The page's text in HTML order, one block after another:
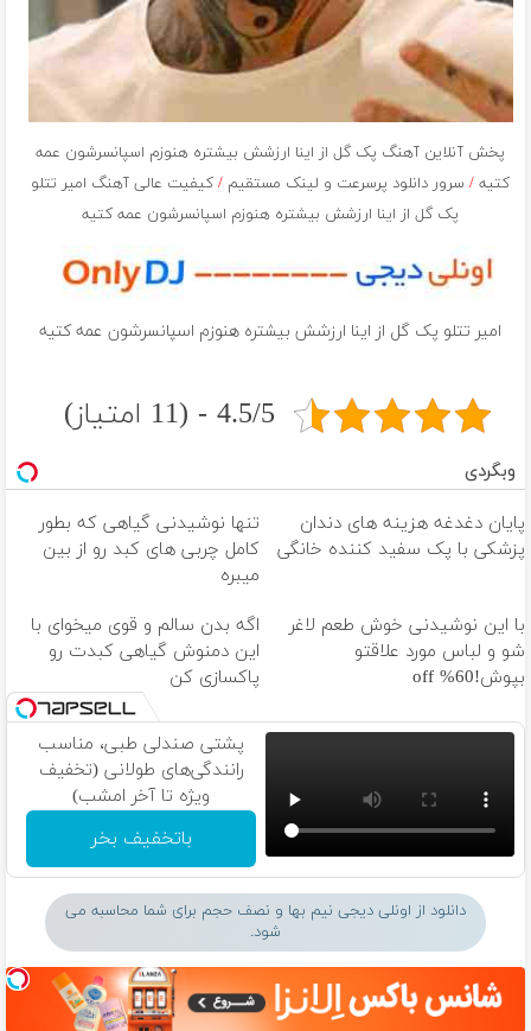
پخش آنلاین آهنگ پک گل از اینا ارزشش بیشتره هنوزم اسپانسرشون عمه
کتیه /سرور دانلود پرسرعت و لینک مستقیم /کیفیت عالی آهنگ امیر تتلو
پک گل از اینا ارزشش بیشتره هنوزم اسپانسرشون عمه کتیه
امیر تتلو پک گل از اینا ارزشش بیشتره هنوزم اسپانسرشون عمه کتیه
4.5/5 - (11 امتیاز)
وبگردی
پایان دغدغه هزینه های دندان
پزشکی با پک سفید کننده خانگی
تنها نوشیدنی گیاهی که بطور
کامل چربی های کبد رو از بین
میبره
با این نوشیدنی خوش طعم لاغر
شو و لباس مورد علاقتو
بپوش!60% off
اگه بدن سالم و قوی میخوای با
این دمنوش گیاهی کبدت رو
پاکسازی کن
پشتی صندلی طبی، مناسب
رانندگی‌های طولانی (تخفیف
ویژه تا آخر امشب)
باتخفیف بخر
دانلود از اونلی دیجی نیم بها و نصف حجم برای شما محاسبه می
شود.